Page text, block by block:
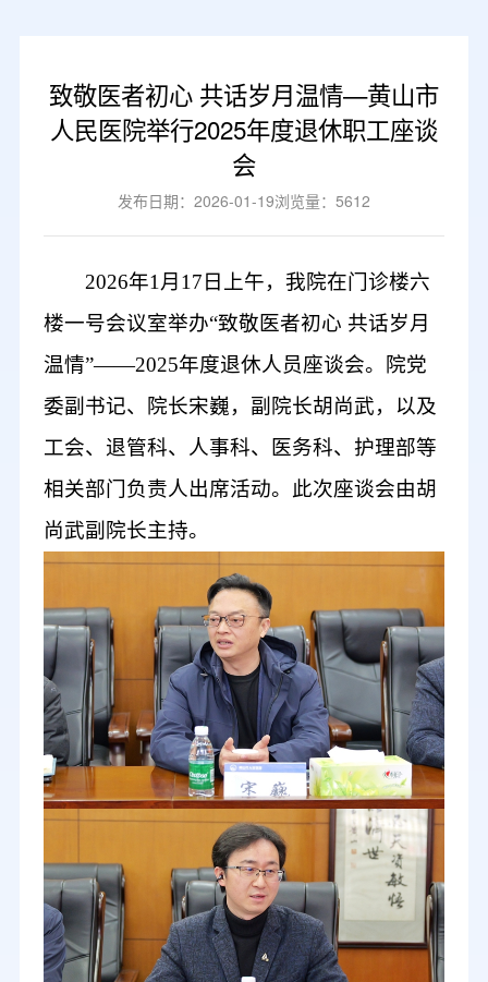
致敬医者初心 共话岁月温情—黄山市
人民医院举行2025年度退休职工座谈
会
发布日期：2026-01-19浏览量：5612
2026年1月17日上午，我院在门诊楼六
楼一号会议室举办“致敬医者初心 共话岁月
温情”——2025年度退休人员座谈会。院党
委副书记、院长宋巍，副院长胡尚武， 以及
工会、退管科、人事科、医务科、护理部等
相关部门负责人出席活动。此次座谈会由胡
尚武副院长主持。